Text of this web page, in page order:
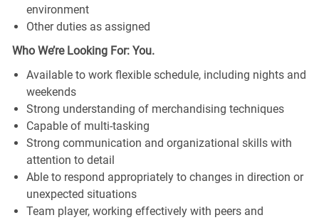
environment
Other duties as assigned
Who We’re Looking For: You.
Available to work flexible schedule, including nights and
weekends
Strong understanding of merchandising techniques
Capable of multi-tasking
Strong communication and organizational skills with
attention to detail
Able to respond appropriately to changes in direction or
unexpected situations
Team player, working effectively with peers and